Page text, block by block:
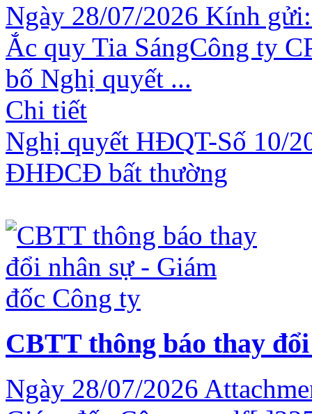
Ngày 28/07/2026 Kính
Ắc quy Tia SángCông ty
bố Nghị quyết ...
Chi tiết
Nghị quyết HĐQT-Số 10/
ĐHĐCĐ bất thường
CBTT thông báo thay
Ngày 28/07/2026